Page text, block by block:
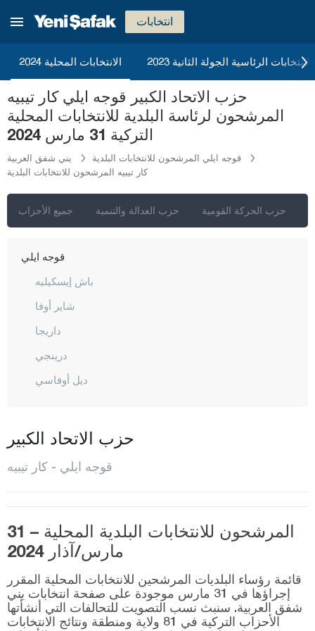
انتخابات
الانتخابات المحلية 2024 2023 الانتخابات الرئاسية الجولة الثانية
حزب الاتحاد الكبير قوجه ايلي كار تيبيه
المرشحون لرئاسة البلدية للانتخابات المحلية
التركية 31 مارس 2024
يني شفق العربية
قوجه ايلي المرشحون للانتخابات البلدية
كار تيبيه المرشحون للانتخابات البلدية
جميع الأحزاب حزب العدالة والتنمية حزب الحركة القومية
قارابوك
كارس
كاستاموني
قيصري
كلّس
كيركالي
قرشهير
قوجه ايلي
باش إيسكيليه
شاير أوفا
داريجا
درينجي
ديل أوفاسي
غولجوك
كانديرا
كار تيبيه
كورفيز
قونيا
كوتاهيا
حزب الاتحاد الكبير
قوجه ايلي - كار تيبيه
المرشحون للانتخابات البلدية المحلية – 31
مارس/آذار 2024
قائمة رؤساء البلديات المرشحين للانتخابات المحلية المقرر
إجراؤها في 31 مارس موجودة على صفحة انتخابات يني
شفق العربية. سنبث نسب التصويت للتحالفات التي أنشأتها
الأحزاب التركية في 81 ولاية ومنطقة ونتائج الانتخابات